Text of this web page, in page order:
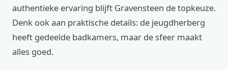
authentieke ervaring blijft Gravensteen de topkeuze.
Denk ook aan praktische details: de jeugdherberg
heeft gedeelde badkamers, maar de sfeer maakt
alles goed.